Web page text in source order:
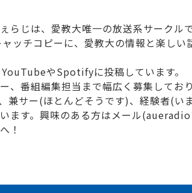
らじは、愛教大唯一の放送系サークルで
ッチコピーに、愛教大の情報と楽し
やSpotifyに投稿しています。
、番組編集担当まで幅広く募集してお
兼サー(ほとんどそうです)、経験者(い
ます。興味のある方はメール
！